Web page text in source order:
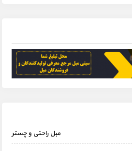
مبل راحتی و چستر